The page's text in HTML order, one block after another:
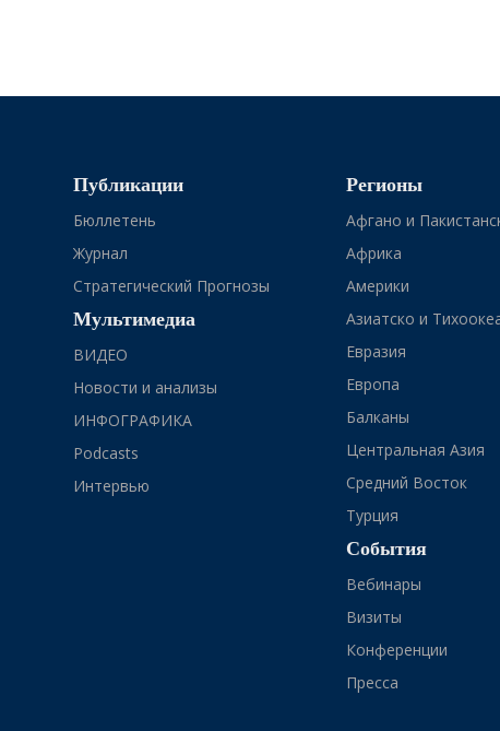
Публикации
Бюллетень
Журнал
Стратегический Прогнозы
Мультимедиа
ВИДЕО
Новости и анализы
ИНФОГРАФИКА
Podcasts
Интервью
Регионы
Афгано и
Африка
Америки
Азиатско и
Евразия
Европа
Балканы
Центральная Азия
Средний Восток
Турция
События
Вебинары
Визиты
Конференции
Пресса